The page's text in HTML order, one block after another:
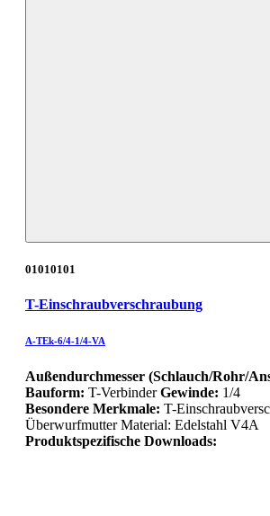
01010101
T-Einschraubverschraubung
A-TEk-6/4-1/4-VA
Außendurchmesser (Schlauch/Rohr/
Bauform: T-VerbinderGewinde: 1/4
Besondere Merkmale: T-
Überwurfmutter Material: Edelstahl V4A
Produktspezifische Downloads: